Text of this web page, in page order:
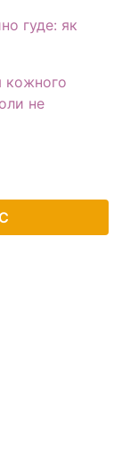
гуде: як
кожного
не